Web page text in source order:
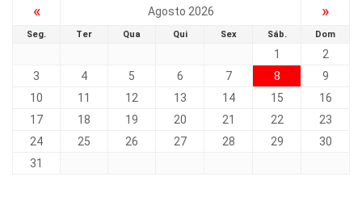
« Agosto 2026 »
Seg. Ter Qua Qui Sex Sáb. Dom
1
2
3
4 5 6 7 8
9
10
11 12 13 14 15
16
17
18 19 20 21 22
23
24
25 26 27 28 29
30
31